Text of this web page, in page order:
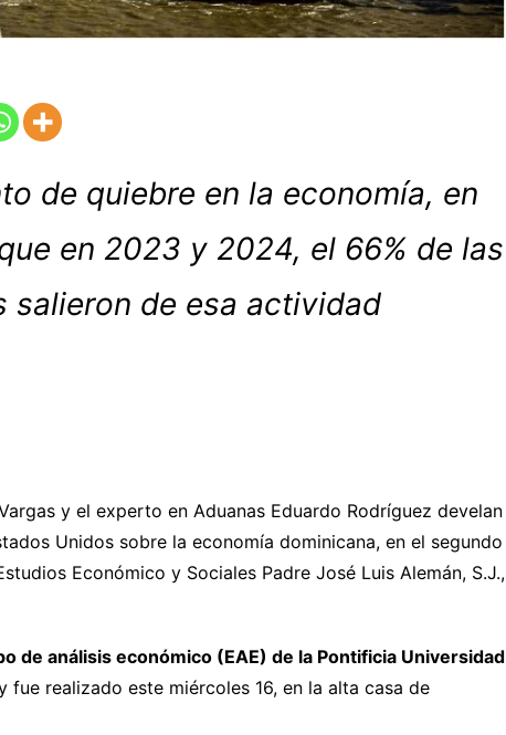
de quiebre en la economía, en
en 2023 y 2024, el 66% de las
salieron de esa actividad
y el experto en Aduanas Eduardo Rodríguez develan
Unidos sobre la economía dominicana, en el segundo
Económico y Sociales Padre José Luis Alemán, S.J.,
de análisis económico (EAE) de la Pontificia Universidad
fue realizado este miércoles 16, en la alta casa de